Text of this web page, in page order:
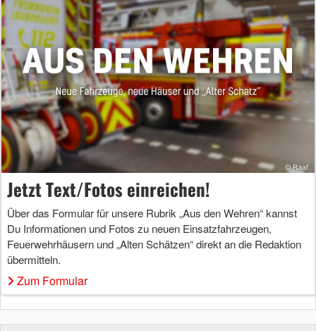
Jetzt Text/Fotos einreichen!
Über das Formular für unsere Rubrik „Aus den Wehren“ kannst
Du Informationen und Fotos zu neuen Einsatzfahrzeugen,
Feuerwehrhäusern und „Alten Schätzen“ direkt an die Redaktion
übermitteln.
Zum Formular